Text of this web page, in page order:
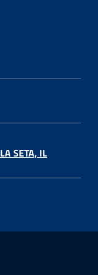
SETA, IL